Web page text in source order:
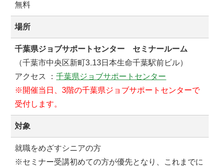
無料
場所
千葉県ジョブサポートセンター セミナールーム
（千葉市中央区新町3₋13日本生命千葉駅前ビル）
アクセス ：千葉県ジョブサポートセンター
※開催当日、3階の千葉県ジョブサポートセンターで
受付します。
対象
就職をめざすシニアの方
※セミナー受講初めての方が優先となり、これまでに